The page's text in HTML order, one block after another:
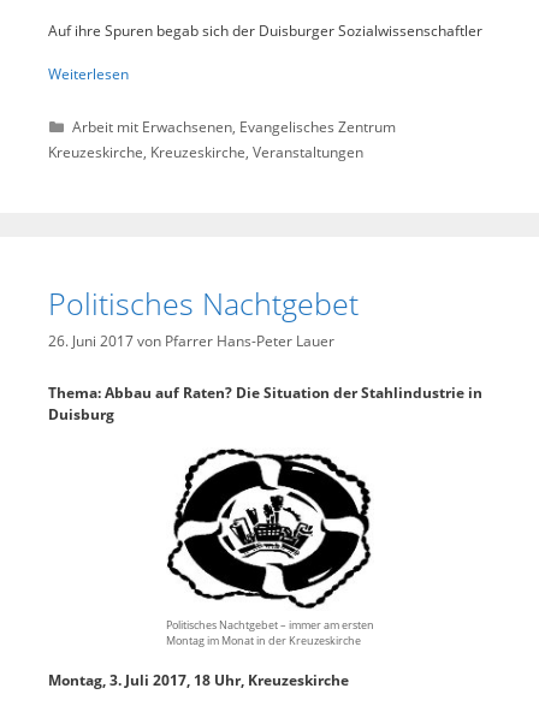
Auf ihre Spuren begab sich der Duisburger Sozialwissenschaftler
Weiterlesen
Kategorien
Arbeit mit Erwachsenen, Evangelisches Zentrum
Kreuzeskirche, Kreuzeskirche, Veranstaltungen
Politisches Nachtgebet
26. Juni 2017von Pfarrer Hans-Peter Lauer
Thema:Abbau auf Raten? Die Situation der Stahlindustrie in
Duisburg
Politisches Nachtgebet – immer am ersten
Montag im Monat in der Kreuzeskirche
Montag, 3. Juli 2017, 18 Uhr, Kreuzeskirche